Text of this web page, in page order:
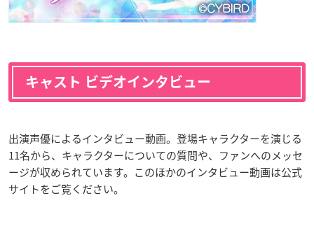
キャスト ビデオインタビュー
出演声優によるインタビュー動画。登場キャラクターを演じる
11名から、キャラクターについての質問や、ファンへのメッセ
ージが収められています。このほかのインタビュー動画は公式
サイトをご覧ください。